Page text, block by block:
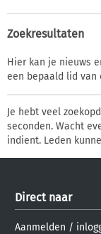
Zoekresultaten
Hier kan je nieuws
een bepaald lid van
Je hebt veel
seconden. Wacht
indient. Leden
Direct naar
Aanmelden /